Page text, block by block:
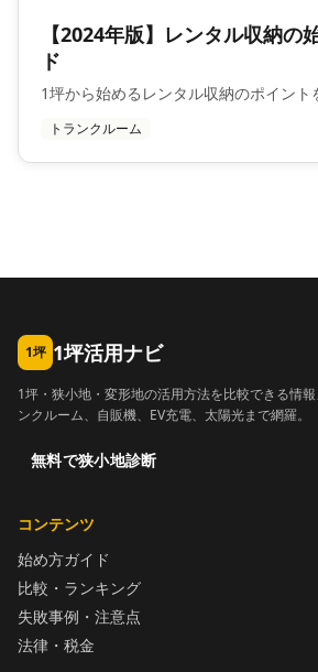
【2024年版】レンタル収納の
ド
1坪から始めるレンタル収納のポイント
トランクルーム
1坪 1坪活用ナビ
1坪・狭小地・変形地の活用方法を比較できる情
ンクルーム、自販機、EV充電、太陽光まで網羅。
無料で狭小地診断
コンテンツ
始め方ガイド
比較・ランキング
失敗事例・注意点
法律・税金